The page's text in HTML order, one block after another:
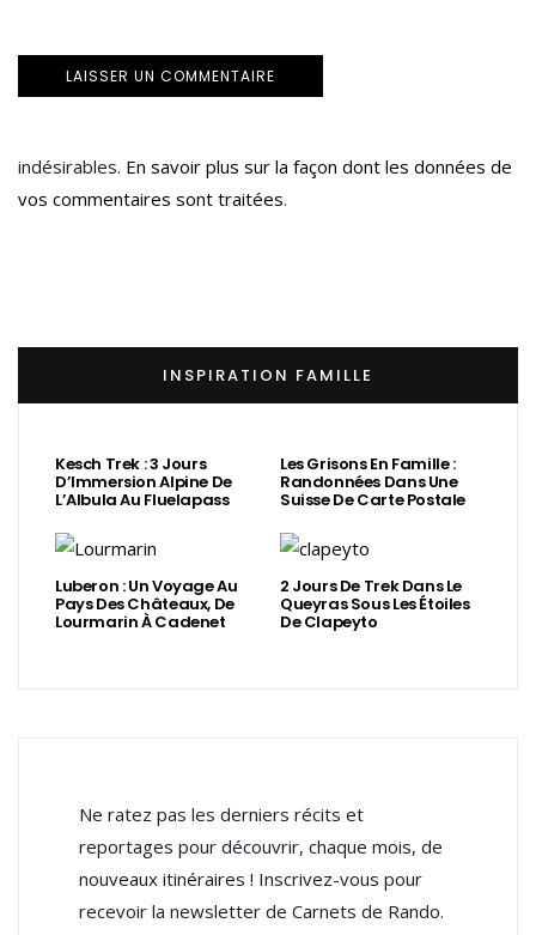
indésirables. En savoir plus sur la façon dont les données de
vos commentaires sont traitées.
INSPIRATION FAMILLE
Kesch Trek : 3 Jours
D’Immersion Alpine De
L’Albula Au Fluelapass
Les Grisons En Famille :
Randonnées Dans Une
Suisse De Carte Postale
Luberon : Un Voyage Au
Pays Des Châteaux, De
Lourmarin À Cadenet
2 Jours De Trek Dans Le
Queyras Sous Les Étoiles
De Clapeyto
Ne ratez pas les derniers récits et
reportages pour découvrir, chaque mois, de
nouveaux itinéraires ! Inscrivez-vous pour
recevoir la newsletter de Carnets de Rando.